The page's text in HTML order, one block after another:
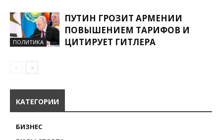
ПОЛИТИКА
ПУТИН ГРОЗИТ АРМЕНИИ
ПОВЫШЕНИЕМ ТАРИФОВ И
ЦИТИРУЕТ ГИТЛЕРА
КАТЕГОРИИ
БИЗНЕС